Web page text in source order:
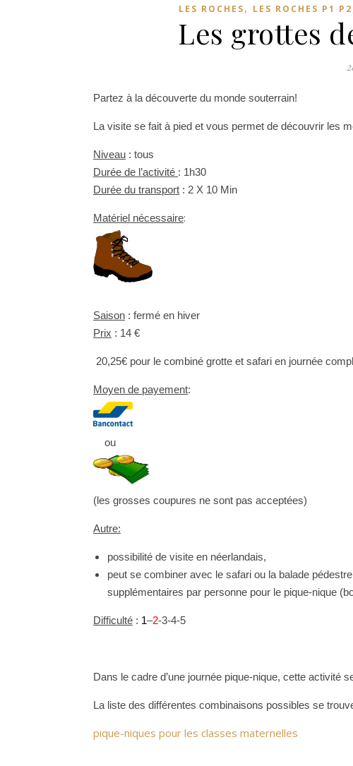
LES ROCHES, LES ROCHES P1 P2
Les grottes
Partez à la découverte du monde souterrain!
La visite se fait à pied et vous permet de découvrir les
Niveau : tous
Durée de l’activité : 1h30
Durée du transport : 2 X 10 Min
Matériel nécessaire:
Saison : fermé en hiver
Prix : 14 €
20,25€ pour le combiné grotte et safari en journée
Moyen de payement:
ou
(les grosses coupures ne sont pas acceptées)
Autre:
possibilité de visite en néerlandais,
peut se combiner avec le safari ou la balade
supplémentaires par personne pour le pique-nique
Difficulté : 1–2-3-4-5
Dans le cadre d’une journée pique-nique, cette activité
La liste des différentes combinaisons possibles se
pique-niques pour les classes maternelles